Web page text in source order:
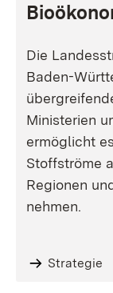
Die
Baden-
Ministerien
ermöglicht
Stoffströme
Regionen
nehmen.
Strategie